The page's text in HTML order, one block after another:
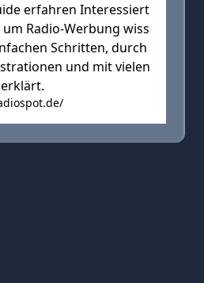
erfahren Interessiert
Radio-Werbung wiss
Schritten, durch
und mit vielen